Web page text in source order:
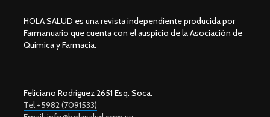
HOLA SALUD es una revista independiente producida por
Farmanuario que cuenta con el auspicio de la Asociación de
Química y Farmacia.
Feliciano Rodríguez 2651 Esq. Soca.
Tel +5982 (7091533)